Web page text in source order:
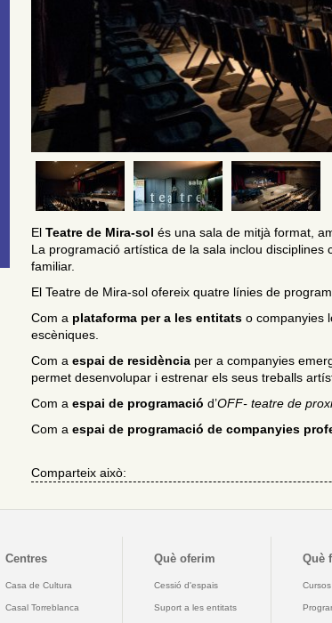
El Teatre de Mira-sol és una sala de mitjà format,
La programació artística de la sala inclou
familiar.
El Teatre de Mira-sol ofereix quatre línies de
Com a plataforma per a les entitatso companyies
escèniques.
Com a espai de residènciaper a companyies
permet desenvolupar i estrenar els seus treballs
Com a espai de programació d’OFF- teatre de
Com a espai de programació de companyies
Comparteix això:
Centres
Casa de Cultura
Casal Torreblanca
Què oferim
Cessió d'espais
Suport a les entitats
Què